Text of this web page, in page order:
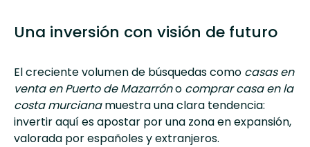
Una inversión con visión de futuro
El creciente volumen de búsquedas como casas en
venta en Puerto de Mazarróno comprar casa en la
costa murcianamuestra una clara tendencia:
invertir aquí es apostar por una zona en expansión,
valorada por españoles y extranjeros.